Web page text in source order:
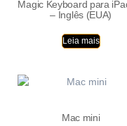
Magic Keyboard para
– Inglês (EUA)
Leia mais
Mac mini